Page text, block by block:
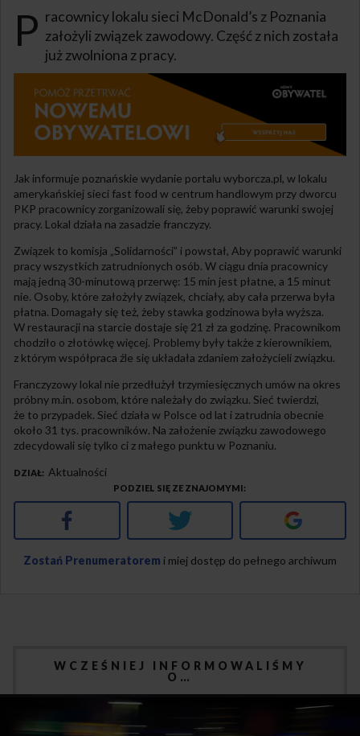
P racownicy lokalu sieci McDonald’s z Poznania
założyli związek zawodowy. Część z nich została
już zwolniona z pracy.
Jak informuje poznańskie wydanie portalu wyborcza.pl, w lokalu
amerykańskiej sieci fast food w centrum handlowym przy dworcu
PKP pracownicy zorganizowali się, żeby poprawić warunki swojej
pracy. Lokal działa na zasadzie franczyzy.
Związek to komisja „Solidarności” i powstał, Aby poprawić warunki
pracy wszystkich zatrudnionych osób. W ciągu dnia pracownicy
mają jedną 30-minutową przerwę: 15 min jest płatne, a 15 minut
nie. Osoby, które założyły związek, chciały, aby cała przerwa była
płatna. Domagały się też, żeby stawka godzinowa była wyższa.
W restauracji na starcie dostaje się 21 zł za godzinę. Pracownikom
chodziło o złotówkę więcej. Problemy były także z kierownikiem,
z którym współpraca źle się układała zdaniem założycieli związku.
Franczyzowy lokal nie przedłużył trzymiesięcznych umów na okres
próbny m.in. osobom, które należały do związku. Sieć twierdzi,
że to przypadek. Sieć działa w Polsce od lat i zatrudnia obecnie
około 31 tys. pracowników. Na założenie związku zawodowego
zdecydowali się tylko ci z małego punktu w Poznaniu.
DZIAŁ Aktualności
PODZIEL SIĘ ZE ZNAJOMYMI
Facebook Twitter Google+
Zostań Prenumeratorem i miej dostęp do pełnego archiwum
WCZEŚNIEJ INFORMOWALIŚMY
O…